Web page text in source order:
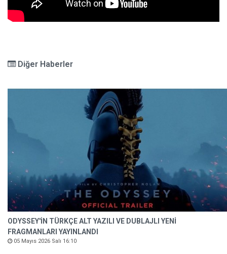
Diğer Haberler
ODYSSEY'İN TÜRKÇE ALT YAZILI VE DUBLAJLI YENİ
FRAGMANLARI YAYINLANDI
05 Mayıs 2026 Salı 16:10